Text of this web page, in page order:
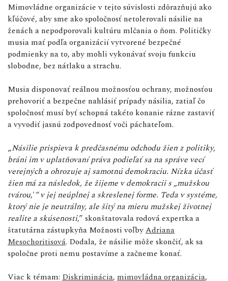
Mimovládne organizácie v tejto súvislosti zdôrazňujú ako
kľúčové, aby sme ako spoločnosť netolerovali násilie na
ženách a nepodporovali kultúru mlčania o ňom. Političky
musia mať podľa organizácií vytvorené bezpečné
podmienky na to, aby mohli vykonávať svoju funkciu
slobodne, bez nátlaku a strachu.
Musia disponovať reálnou možnosťou ochrany, možnosťou
prehovoriť a bezpečne nahlásiť prípady násilia, zatiaľ čo
spoločnosť musí byť schopná takéto konanie rázne zastaviť
a vyvodiť jasnú zodpovednosť voči páchateľom.
„Násilie prispieva k predčasnému odchodu žien z politiky,
bráni im v uplatňovaní práva podieľať sa na správe vecí
verejných a ohrozuje aj samotnú demokraciu. Nízka účasť
žien má za následok, že žijeme v demokracii s „mužskou
tvárou,'“ v jej neúplnej a skreslenej forme. Teda v systéme,
ktorý nie je neutrálny, ale šitý na mieru mužskej životnej
realite a skúsenosti,” skonštatovala rodová expertka a
štatutárna zástupkyňa Možnosti voľbyAdriana
Mesochoritisová. Dodala, že násilie môže skončiť, ak sa
spoločne proti nemu postavíme a začneme konať.
Viac k témam: Diskriminácia, mimovládna organizácia,